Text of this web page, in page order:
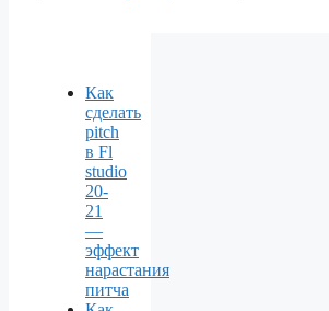
Как
сделать
pitch
в Fl
studio
20-
21
—
эффект
нарастания
питча